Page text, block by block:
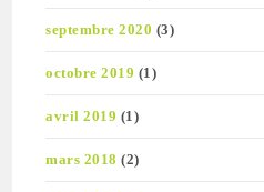
septembre 2020 (3)
octobre 2019 (1)
avril 2019 (1)
mars 2018 (2)